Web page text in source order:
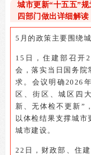
城市更新“十五五”规
四部门做出详细解读
5 月的政策主要围绕
15 日，住建部召开
会，落实当日国务院
求。会议明确2026
区、街区、城区四
新、无体检不更新”
以体检结果支撑城市
城市建设。
22 日，财政部、住